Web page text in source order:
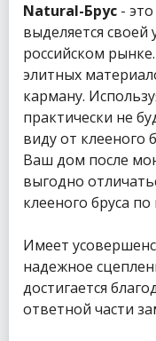
Natural-Брус -
выделяется
российском
элитных
карману.
практически не
виду от клееного
Ваш дом после
выгодно
клееного бруса
Имеет
надежное
достигается
ответной части